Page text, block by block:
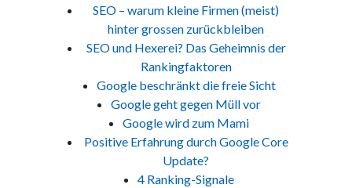
SEO – warum kleine Firmen (meist)
hinter grossen zurückbleiben
SEO und Hexerei? Das Geheimnis der
Rankingfaktoren
Google beschränkt die freie Sicht
Google geht gegen Müll vor
Google wird zum Mami
Positive Erfahrung durch Google Core
Update?
4 Ranking-Signale